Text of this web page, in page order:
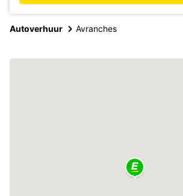
Autoverhuur Avranches